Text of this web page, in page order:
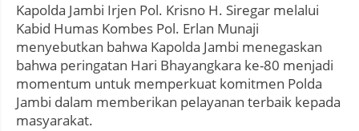
Kapolda Jambi Irjen Pol. Krisno H. Siregar melalui
Kabid Humas Kombes Pol. Erlan Munaji
menyebutkan bahwa Kapolda Jambi menegaskan
bahwa peringatan Hari Bhayangkara ke-80 menjadi
momentum untuk memperkuat komitmen Polda
Jambi dalam memberikan pelayanan terbaik kepada
masyarakat.